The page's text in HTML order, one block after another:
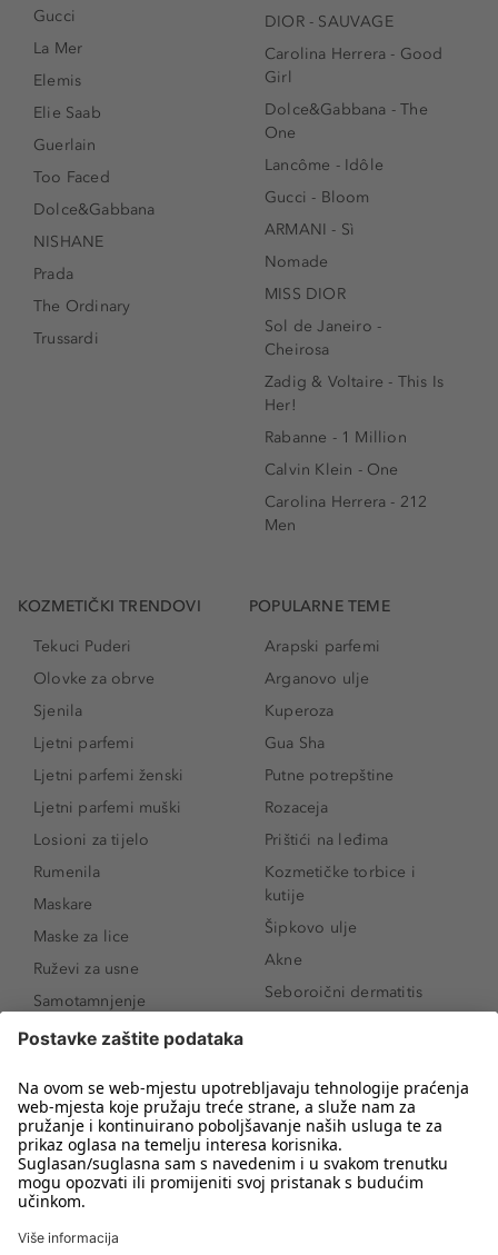
Gucci
La Mer
Elemis
Elie Saab
Guerlain
Too Faced
Dolce&Gabbana
NISHANE
Prada
The Ordinary
Trussardi
DIOR - SAUVAGE
Carolina Herrera - Good
Girl
Dolce&Gabbana - The
One
Lancôme - Idôle
Gucci - Bloom
ARMANI - Sì
Nomade
MISS DIOR
Sol de Janeiro -
Cheirosa
Zadig & Voltaire - This Is
Her!
Rabanne - 1 Million
Calvin Klein - One
Carolina Herrera - 212
Men
KOZMETIČKI TRENDOVI
Tekuci Puderi
Olovke za obrve
Sjenila
Ljetni parfemi
Ljetni parfemi ženski
Ljetni parfemi muški
Losioni za tijelo
Rumenila
Maskare
Maske za lice
Ruževi za usne
Samotamnjenje
Puderi
Proizvodi za obrve
Sunce i zaštita
Serumi za lice
Proizvodi za čišćenje lica
POPULARNE TEME
Arapski parfemi
Arganovo ulje
Kuperoza
Gua Sha
Putne potrepštine
Rozaceja
Prištići na leđima
Kozmetičke torbice i
kutije
Šipkovo ulje
Akne
Seboroični dermatitis
Novo
Koji mi parfem
odgovara?
Kako našminkati oči da